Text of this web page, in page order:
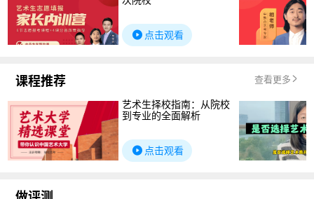
点击观看
课程推荐 查看更多
艺术生择校指南：从院校
到专业的全面解析
点击观看